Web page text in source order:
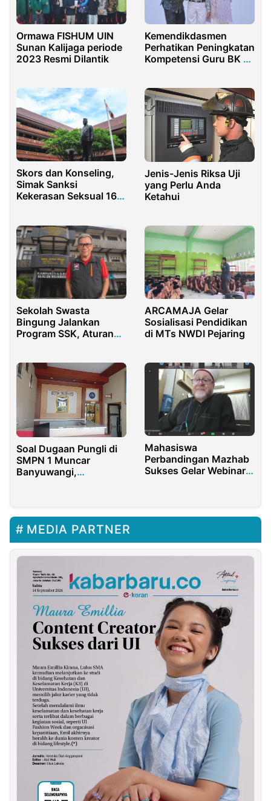
Ormawa FISHUM UIN
Sunan Kalijaga periode
2023 Resmi Dilantik
Kemendikdasmen
Perhatikan Peningkatan
Kompetensi Guru BK di
Skors dan Konseling,
Simak Sanksi
Kekerasan Seksual 16
Indonesia
Jenis-Jenis Riksa Uji
yang Perlu Anda
Ketahui
Sekolah Swasta
Bingung Jalankan
Program SSK, Aturan
ARCAMAJA Gelar
Sosialisasi Pendidikan
di MTs NWDI Pejaring
Soal Dugaan Pungli di
SMPN 1 Muncar
Banyuwangi,
Waktunya
Mahasiswa
Perbandingan Mazhab
Sukses Gelar Webinar
MEDIA PARTNER